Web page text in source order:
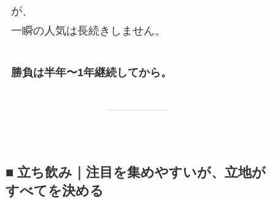
が、
一瞬の人気は長続きしません。
勝負は半年〜1年継続してから。
■ 立ち飲み｜注目を集めやすいが、立地が
すべてを決める